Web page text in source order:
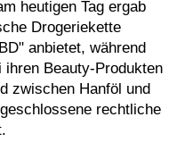
heutigen Tag ergab
Drogeriekette
anbietet, während
Beauty-Produkten
zwischen Hanföl und
rechtliche